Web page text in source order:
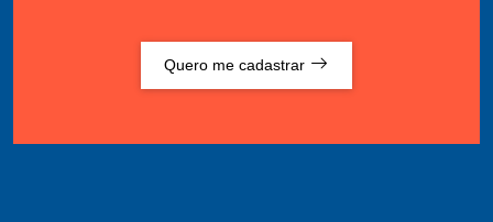
Quero me cadastrar